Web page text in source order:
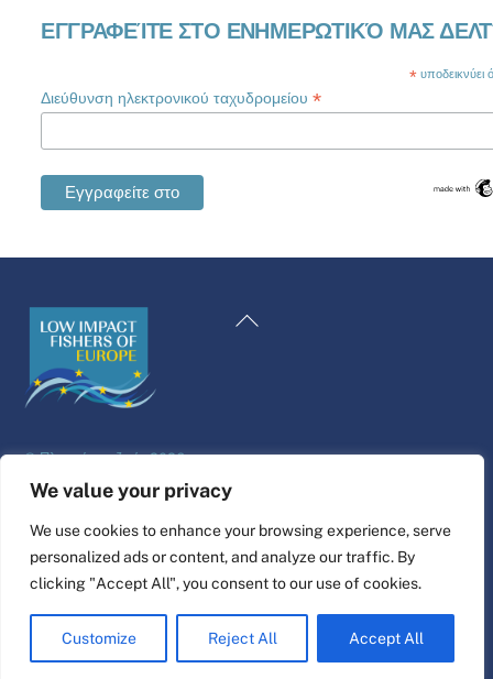
We value your privacy
We use cookies to enhance your browsing experience, serve
personalized ads or content, and analyze our traffic. By
clicking "Accept All", you consent to our use of cookies.
Customize Reject All Accept All
ΕΓΓΡΑΦΕΊΤΕ ΣΤΟ ΕΝΗΜΕΡΩΤΙΚΌ ΜΑΣ
* υποδεικνύει
Διεύθυνση ηλεκτρονικού ταχυδρομείου*
Επιστροφή
©Πλατφόρμα ζωής2026
Σχεδιασμός και κατασκευή ιστοσελίδας από
Συνδέστε το
English
Croatian
Dutch
Swedish